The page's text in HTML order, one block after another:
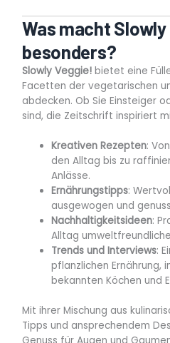
Was macht Slowly
besonders?
Slowly Veggie! bietet eine
Facetten der vegetarischen
abdecken. Ob Sie Einsteiger
sind, die Zeitschrift inspiriert
Kreativen Rezepten:
den Alltag bis zu
Anlässe.
Ernährungstipps:
ausgewogen und
Nachhaltigkeitsideen:
Alltag
Trends und Interviews:
pflanzlichen Ernährung,
bekannten Köchen und
Mit ihrer Mischung aus
Tipps und ansprechendem